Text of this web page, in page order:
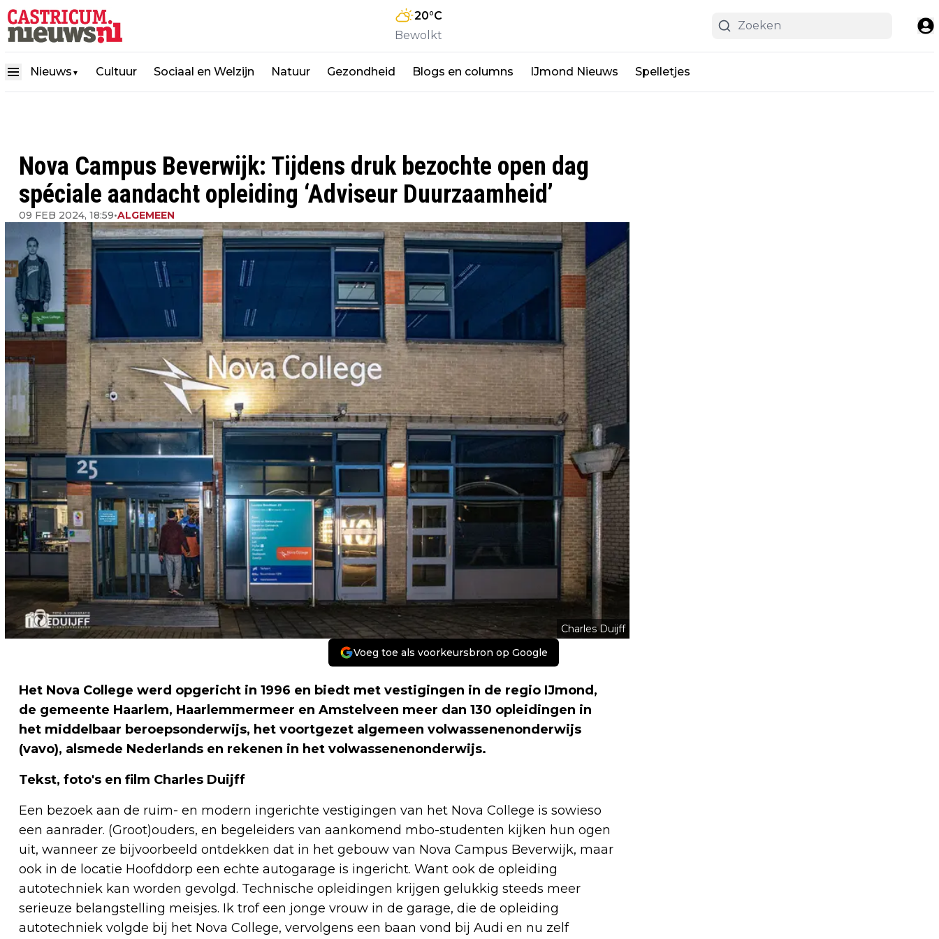
20°C
Bewolkt
Nieuws ▼ Cultuur Sociaal en Welzijn Natuur Gezondheid Blogs en columns IJmond Nieuws Spelletjes
Nova Campus Beverwijk: Tijdens druk bezochte open dag
spéciale aandacht opleiding ‘Adviseur Duurzaamheid’
09 FEB 2024, 18:59•ALGEMEEN
Charles Duijff
Voeg toe als voorkeursbron op Google
Het Nova College werd opgericht in 1996 en biedt met vestigingen in de regio IJmond,
de gemeente Haarlem, Haarlemmermeer en Amstelveen meer dan 130 opleidingen in
het middelbaar beroepsonderwijs, het voortgezet algemeen volwassenenonderwijs
(vavo), alsmede Nederlands en rekenen in het volwassenenonderwijs.
Tekst, foto's en film Charles Duijff
Een bezoek aan de ruim- en modern ingerichte vestigingen van het Nova College is sowieso
een aanrader. (Groot)ouders, en begeleiders van aankomend mbo-studenten kijken hun ogen
uit, wanneer ze bijvoorbeeld ontdekken dat in het gebouw van Nova Campus Beverwijk, maar
ook in de locatie Hoofddorp een echte autogarage is ingericht. Want ook de opleiding
autotechniek kan worden gevolgd. Technische opleidingen krijgen gelukkig steeds meer
serieuze belangstelling meisjes. Ik trof een jonge vrouw in de garage, die de opleiding
autotechniek volgde bij het Nova College, vervolgens een baan vond bij Audi en nu zelf